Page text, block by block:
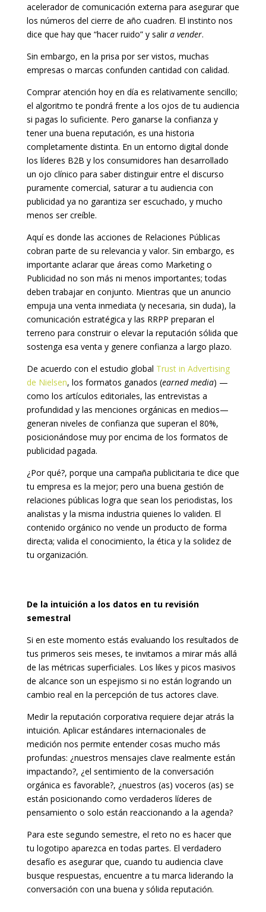
acelerador de comunicación externa para asegurar que
los números del cierre de año cuadren. El instinto nos
dice que hay que “hacer ruido” y salira vender.
Sin embargo, en la prisa por ser vistos, muchas
empresas o marcas confunden cantidad con calidad.
Comprar atención hoy en día es relativamente sencillo;
el algoritmo te pondrá frente a los ojos de tu audiencia
si pagas lo suficiente. Pero ganarse la confianza y
tener una buena reputación, es una historia
completamente distinta. En un entorno digital donde
los líderes B2B y los consumidores han desarrollado
un ojo clínico para saber distinguir entre el discurso
puramente comercial, saturar a tu audiencia con
publicidad ya no garantiza ser escuchado, y mucho
menos ser creíble.
Aquí es donde las acciones de Relaciones Públicas
cobran parte de su relevancia y valor. Sin embargo, es
importante aclarar que áreas como Marketing o
Publicidad no son más ni menos importantes; todas
deben trabajar en conjunto. Mientras que un anuncio
empuja una venta inmediata (y necesaria, sin duda), la
comunicación estratégica y las RRPP preparan el
terreno para construir o elevar la reputación sólida que
sostenga esa venta y genere confianza a largo plazo.
De acuerdo con el estudio global Trust in Advertising
de Nielsen, los formatos ganados (earned media) —
como los artículos editoriales, las entrevistas a
profundidad y las menciones orgánicas en medios—
generan niveles de confianza que superan el 80%,
posicionándose muy por encima de los formatos de
publicidad pagada.
¿Por qué?, porque una campaña publicitaria te dice que
tu empresa es la mejor; pero una buena gestión de
relaciones públicas logra que sean los periodistas, los
analistas y la misma industria quienes lo validen. El
contenido orgánico no vende un producto de forma
directa; valida el conocimiento, la ética y la solidez de
tu organización.
De la intuición a los datos en tu revisión
semestral
Si en este momento estás evaluando los resultados de
tus primeros seis meses, te invitamos a mirar más allá
de las métricas superficiales. Los likes y picos masivos
de alcance son un espejismo si no están logrando un
cambio real en la percepción de tus actores clave.
Medir la reputación corporativa requiere dejar atrás la
intuición. Aplicar estándares internacionales de
medición nos permite entender cosas mucho más
profundas: ¿nuestros mensajes clave realmente están
impactando?, ¿el sentimiento de la conversación
orgánica es favorable?, ¿nuestros (as) voceros (as) se
están posicionando como verdaderos líderes de
pensamiento o solo están reaccionando a la agenda?
Para este segundo semestre, el reto no es hacer que
tu logotipo aparezca en todas partes. El verdadero
desafío es asegurar que, cuando tu audiencia clave
busque respuestas, encuentre a tu marca liderando la
conversación con una buena y sólida reputación.